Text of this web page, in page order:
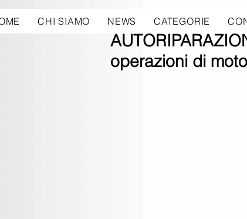
CHI SIAMO NEWS CATEGORIE
operazioni di
28 mag 2021